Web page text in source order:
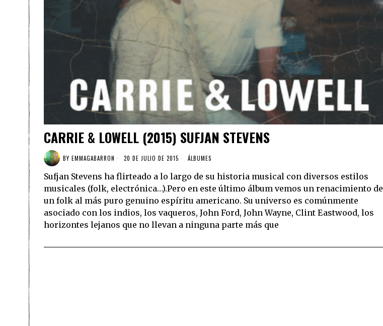
CARRIE & LOWELL (2015) SUFJAN STEVENS
BY EMMAGABARRON 20 DE JULIO DE 2015 ÁLBUMES
Sufjan Stevens ha flirteado a lo largo de su historia musical con diversos estilos
musicales (folk, electrónica…).Pero en este último álbum vemos un renacimiento de
un folk al más puro genuino espíritu americano. Su universo es comúnmente
asociado con los indios, los vaqueros, John Ford, John Wayne, Clint Eastwood, los
horizontes lejanos que no llevan a ninguna parte más que